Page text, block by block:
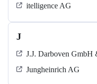
itelligence AG
J
J.J. Darboven GmbH
Jungheinrich AG